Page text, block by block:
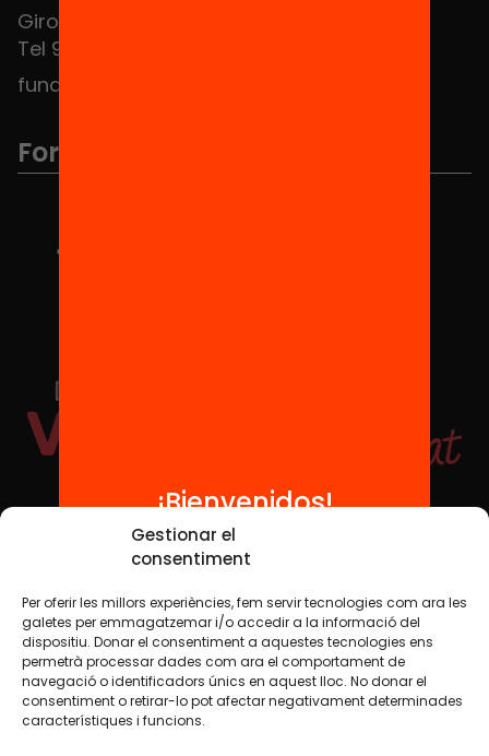
Gestionar el
consentiment
Per oferir les millors experiències, fem servir tecnologies com ara les
galetes per emmagatzemar i/o accedir a la informació del
dispositiu. Donar el consentiment a aquestes tecnologies ens
permetrà processar dades com ara el comportament de
navegació o identificadors únics en aquest lloc. No donar el
consentiment o retirar-lo pot afectar negativament determinades
característiques i funcions.
Girona 34, interior 08010 Barcelona
Tel 934 588 700
fundacio@equitat.org
Formamos parte de...
Redes sociales
TWT YTB IG FB IN
Aviso legalPolítica de cookies
¡Bienvenidos!